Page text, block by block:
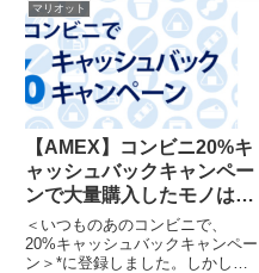
マリオット
【AMEX】コンビニ20%キ
ャッシュバックキャンペー
ンで大量購入したモノはコ
レ！
＜いつものあのコンビニで、
20%キャッシュバックキャンペー
ン＞*に登録しました。しかし、